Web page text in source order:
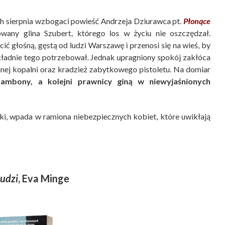
sierpnia wzbogaci powieść Andrzeja Dziurawca pt. Płonące
glina Szubert, którego los w życiu nie oszczędzał.
głośną, gęstą od ludzi Warszawę i przenosi się na wieś, by
tego potrzebował. Jednak upragniony spokój zakłóca
kopalni oraz kradzież zabytkowego pistoletu. Na domiar
a kolejni prawnicy giną w niewyjaśnionych
wpada w ramiona niebezpiecznych kobiet, które uwikłają
, Eva Minge